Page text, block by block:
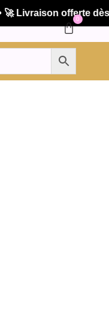
offerte dès
0